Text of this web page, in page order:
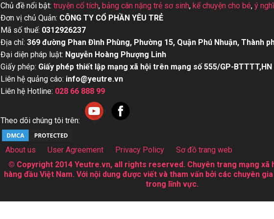
Chủ đề nổi bật: truyện cổ tích, bảng cân nặng trẻ sơ sinh, kể chuyện cho bé, ý
Đơn vị chủ Quản: CÔNG TY CỔ PHẦN YÊU TRẺ
Mã số thuế: 0312926237
Địa chỉ: 369 đường Phan Đình Phùng, Phường 15, Quận Phú Nhuận, Thành
Đại diện pháp luật: Nguyễn Hoàng Phượng Linh
Giấy phép: Giấy phép thiết lập mạng xã hội trên mạng số 555/GP-
Liên hệ quảng cáo: info@yeutre.vn
Liên hệ Hotline: 028 66 888 99
Theo dõi chúng tôi trên:
About us User Agreement Privacy Policy
Sơ đồ trang web
© Copyright 2014 Yeutre.vn, all rights reserved. Chuyên trang mạng xã
hàng đầu Việt Nam. Với nội dung được viết và tham vấn bởi các chuyên
trong lĩnh vực.